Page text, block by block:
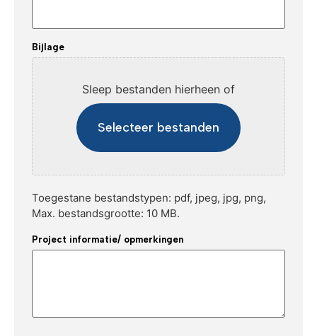
Bijlage
Sleep bestanden hierheen of
Selecteer bestanden
Toegestane bestandstypen: pdf, jpeg, jpg, png,
Max. bestandsgrootte: 10 MB.
Project informatie/ opmerkingen